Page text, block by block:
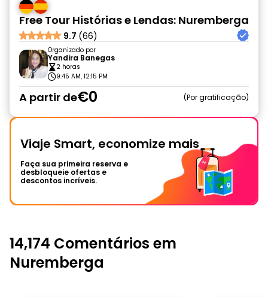
Free Tour Histórias e Lendas: Nuremberga
9.7 (66)
Organizado por
Yandira Banegas
2 horas
9:45 AM, 12:15 PM
A partir de€0 Por gratificação
Viaje Smart, economize mais
Faça sua primeira reserva e
desbloqueie ofertas e
descontos incríveis.
14,174 Comentários em
Nuremberga